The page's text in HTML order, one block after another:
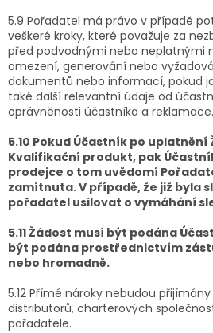
5.9 Pořadatel má právo v případě
veškeré kroky, které považuje za
před podvodnými nebo neplatnými
omezení, generování nebo
dokumentů nebo informací, pokud
také další relevantní údaje od
oprávněnosti účastníka a reklamace.
5.10 Pokud Účastník po
Kvalifikační produkt, pak
prodejce o tom uvědomí
zamítnuta. V případě, že již byla
pořadatel usilovat o vymáhání
5.11 Žádost musí být podána
být podána prostřednictvím
nebo hromadně.
5.12 Přímé nároky nebudou
distributorů, charterových
pořadatele.